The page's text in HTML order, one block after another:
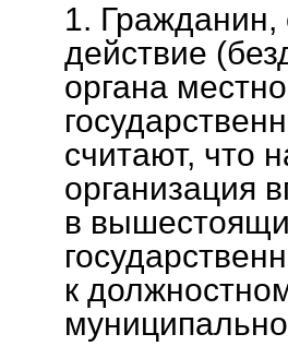
1. Гражданин,
действие
органа
считают, что
организация
в
к